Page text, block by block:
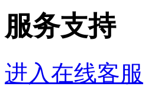
服务支持
进入在线客服